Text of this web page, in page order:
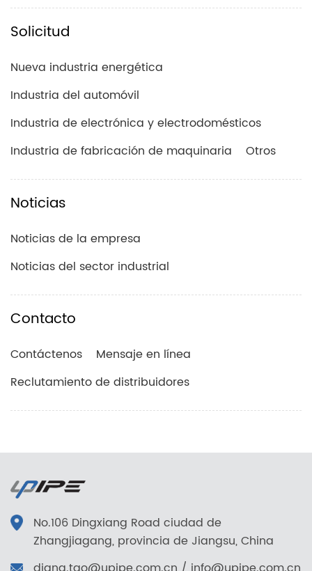
Solicitud
Nueva industria energética
Industria del automóvil
Industria de electrónica y electrodomésticos
Industria de fabricación de maquinaria
Otros
Noticias
Noticias de la empresa
Noticias del sector industrial
Contacto
Contáctenos
Mensaje en línea
Reclutamiento de distribuidores
No.106 Dingxiang Road ciudad de
Zhangjiagang, provincia de Jiangsu, China